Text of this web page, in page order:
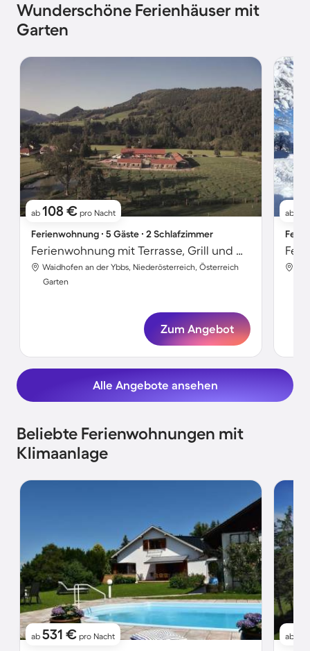
Wunderschöne Ferienhäuser mit
Garten
ab 108 € pro Nacht
Ferienwohnung ∙ 5 Gäste ∙ 2 Schlafzimmer
Ferienwohnung mit Terrasse, Grill und Garten
Waidhofen an der Ybbs, Niederösterreich, Österreich
Garten
Zum Angebot
ab
Alle Angebote ansehen
Beliebte Ferienwohnungen mit
Klimaanlage
ab 531 € pro Nacht ab